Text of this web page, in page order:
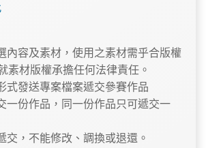
內容及素材，使用之素材需乎合版權
素材版權承擔任何法律責任。
式發送專案檔案遞交參賽作品
一份作品，同一份作品只可遞交一
交，不能修改、調換或退還。